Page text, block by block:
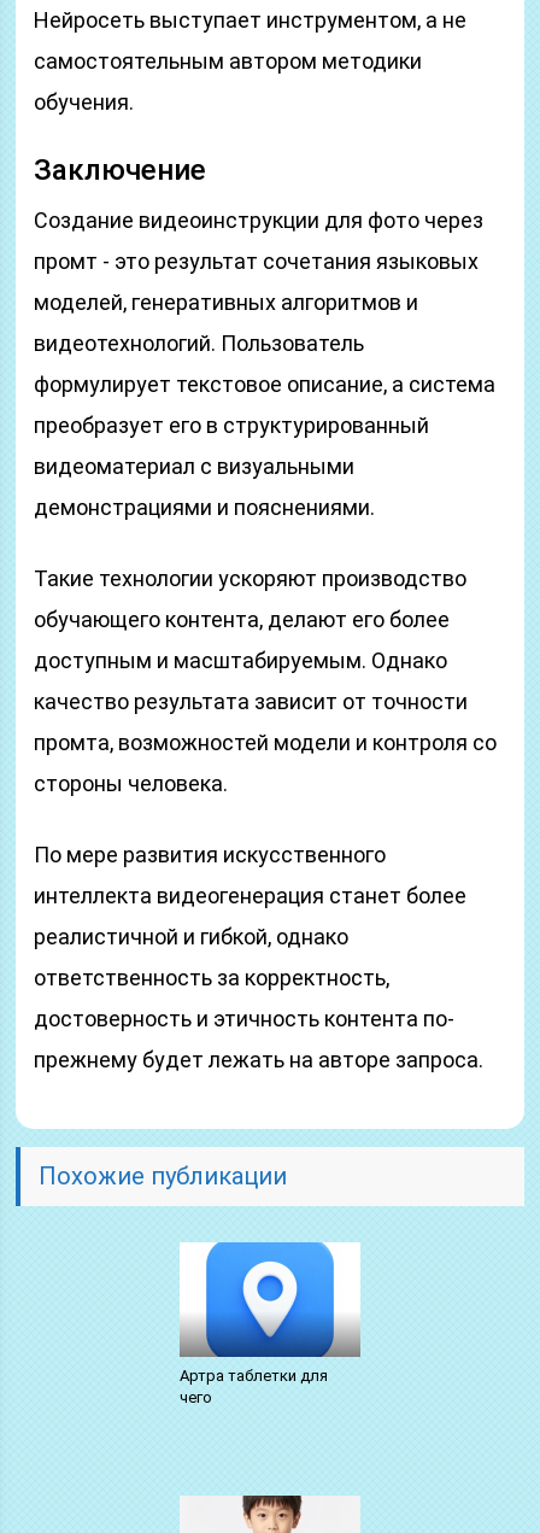
Нейросеть выступает инструментом, а не
самостоятельным автором методики
обучения.
Заключение
Создание видеоинструкции для фото через
промт - это результат сочетания языковых
моделей, генеративных алгоритмов и
видеотехнологий. Пользователь
формулирует текстовое описание, а система
преобразует его в структурированный
видеоматериал с визуальными
демонстрациями и пояснениями.
Такие технологии ускоряют производство
обучающего контента, делают его более
доступным и масштабируемым. Однако
качество результата зависит от точности
промта, возможностей модели и контроля со
стороны человека.
По мере развития искусственного
интеллекта видеогенерация станет более
реалистичной и гибкой, однако
ответственность за корректность,
достоверность и этичность контента по-
прежнему будет лежать на авторе запроса.
Похожие публикации
Артра таблетки для
чего